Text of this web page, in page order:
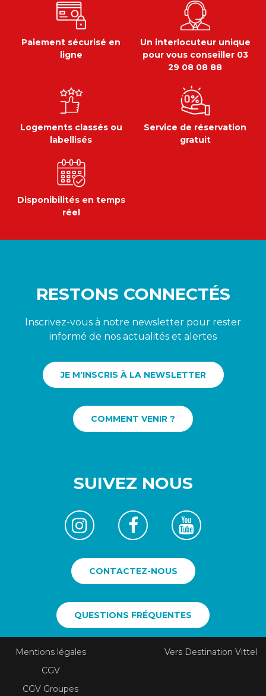
Paiement sécurisé en
ligne
Un interlocuteur unique
pour vous conseiller 03
29 08 08 88
Logements classés ou
labellisés
Service de réservation
gratuit
Disponibilités en temps
réel
RESTONS CONNECTÉS
Inscrivez-vous à notre newsletter pour rester
informé de nos actualités et alertes
JE M'INSCRIS À LA NEWSLETTER
COMMENT VENIR ?
SUIVEZ NOUS
CONTACTEZ-NOUS
QUESTIONS FRÉQUENTES
Mentions légales
CGV
CGV Groupes
Vers Destination Vittel